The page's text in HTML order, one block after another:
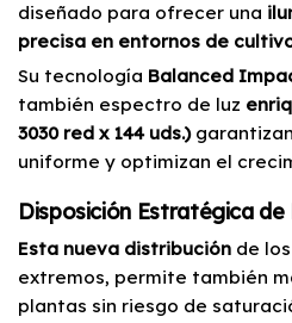
diseñado para ofrecer una
precisa en entornos de
Su tecnología Balanced
también espectro de luz
3030 red x 144 uds.)
uniforme y optimizan el
Disposición Estratégica de
Esta nueva distribución de
extremos, permite también
plantas sin riesgo de